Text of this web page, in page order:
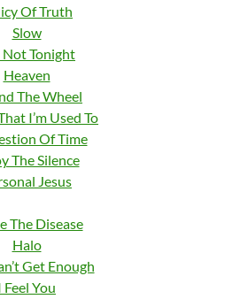
Of Truth
Slow
Not Tonight
Heaven
The Wheel
I’m Used To
Of Time
The Silence
Jesus
The Disease
Halo
Get Enough
Feel You